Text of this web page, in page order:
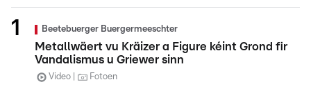
Beetebuerger Buergermeeschter
Metallwäert vu Kräizer a Figure kéint Grond fir
Vandalismus u Griewer sinn
Video Fotoen